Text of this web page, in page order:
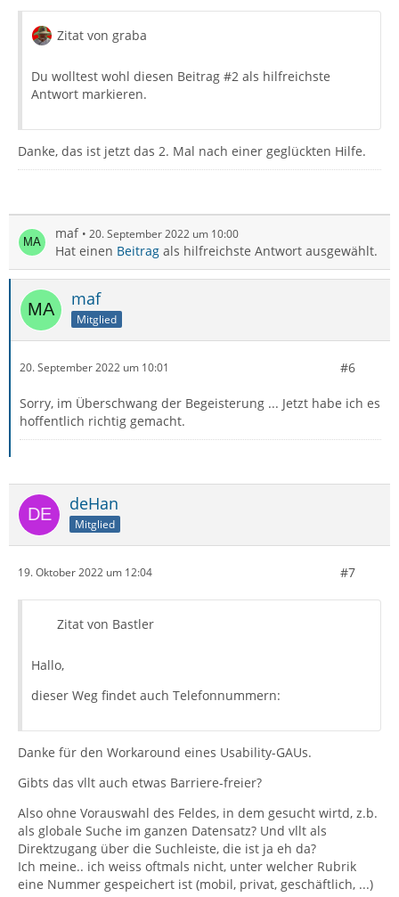
Zitat von graba
Du wolltest wohl diesen Beitrag #2 als hilfreichste
Antwort markieren.
Danke, das ist jetzt das 2. Mal nach einer geglückten Hilfe.
maf 20. September 2022 um 10:00
Hat einen Beitrag als hilfreichste Antwort ausgewählt.
maf
Mitglied
20. September 2022 um 10:01 #6
Sorry, im Überschwang der Begeisterung ... Jetzt habe ich es
hoffentlich richtig gemacht.
deHan
Mitglied
19. Oktober 2022 um 12:04 #7
Zitat von Bastler
Hallo,
dieser Weg findet auch Telefonnummern:
Danke für den Workaround eines Usability-GAUs.
Gibts das vllt auch etwas Barriere-freier?
Also ohne Vorauswahl des Feldes, in dem gesucht wirtd, z.b.
als globale Suche im ganzen Datensatz? Und vllt als
Direktzugang über die Suchleiste, die ist ja eh da?
Ich meine.. ich weiss oftmals nicht, unter welcher Rubrik
eine Nummer gespeichert ist (mobil, privat, geschäftlich, ...)